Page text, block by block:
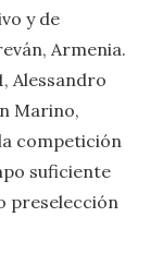
y de
Armenia.
Alessandro
Marino,
competición
suficiente
preselección